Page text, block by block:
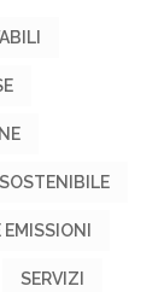
SERVIZI